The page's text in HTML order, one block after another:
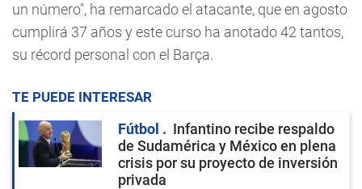
un número", ha remarcado el atacante, que en agosto
cumplirá 37 años y este curso ha anotado 42 tantos,
su récord personal con el Barça.
TE PUEDE INTERESAR
Fútbol
Infantino recibe respaldo
de Sudamérica y México en plena
crisis por su proyecto de inversión
privada